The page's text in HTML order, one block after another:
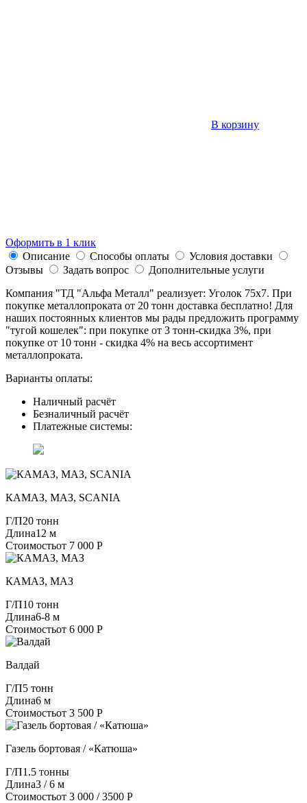
В корзину
Оформить в 1 клик
Описание
Способы оплаты
Условия доставки
Отзывы
Задать вопрос
Дополнительные услуги
Компания "ТД "Альфа Металл" реализует: Уголок 75х7. При
покупке металлопроката от 20 тонн доставка бесплатно! Для
наших постоянных клиентов мы рады предложить программу
"тугой кошелек": при покупке от 3 тонн-скидка 3%, при
покупке от 10 тонн - скидка 4% на весь ассортимент
металлопроката.
Варианты оплаты:
Наличный расчёт
Безналичный расчёт
Платежные системы:
КАМАЗ, МАЗ, SCANIA
Г/П20 тонн
Длина12 м
Стоимостьот 7 000 Р
КАМАЗ, МАЗ
Г/П10 тонн
Длина6-8 м
Стоимостьот 6 000 Р
Валдай
Г/П5 тонн
Длина6 м
Стоимостьот 3 500 Р
Газель бортовая / «Катюша»
Г/П1.5 тонны
Длина3 / 6 м
Стоимостьот 3 000 / 3500 Р